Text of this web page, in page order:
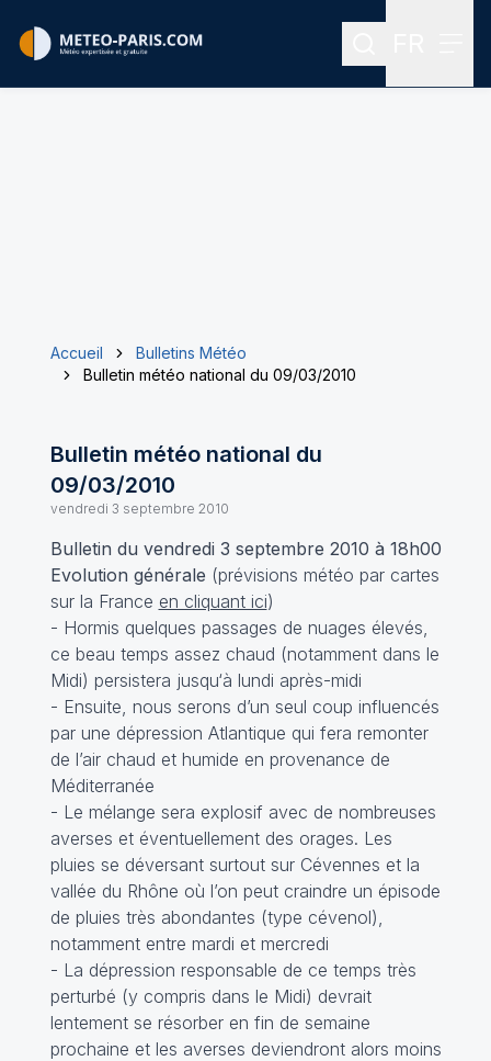
Rechercher
Accueil
Bulletins Météo
Bulletin météo national du 09/03/2010
Bulletin météo national du
09/03/2010
vendredi 3 septembre 2010
Bulletin du vendredi 3 septembre 2010 à 18h00
Evolution générale (prévisions météo par cartes
sur la France en cliquant ici)
- Hormis quelques passages de nuages élevés,
ce beau temps assez chaud (notamment dans le
Midi) persistera jusqu‘à lundi après-midi
- Ensuite, nous serons d’un seul coup influencés
par une dépression Atlantique qui fera remonter
de l’air chaud et humide en provenance de
Méditerranée
- Le mélange sera explosif avec de nombreuses
averses et éventuellement des orages. Les
pluies se déversant surtout sur Cévennes et la
vallée du Rhône où l’on peut craindre un épisode
de pluies très abondantes (type cévenol),
notamment entre mardi et mercredi
- La dépression responsable de ce temps très
perturbé (y compris dans le Midi) devrait
lentement se résorber en fin de semaine
prochaine et les averses deviendront alors moins